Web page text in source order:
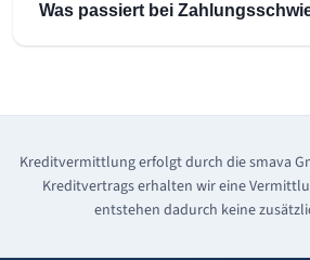
Was passiert bei
Kreditvermittlung erfolgt durch die smava
Kreditvertrags erhalten wir eine
entstehen dadurch keine